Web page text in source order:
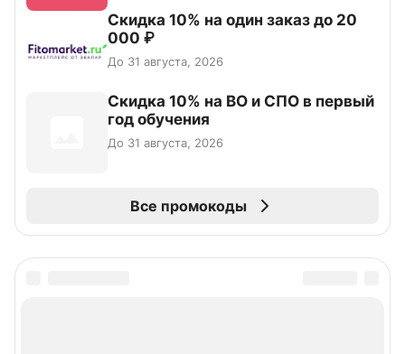
Скидка 10% на один заказ до 20
000 ₽
До 31 августа, 2026
Скидка 10% на ВО и СПО в первый
год обучения
До 31 августа, 2026
Все промокоды